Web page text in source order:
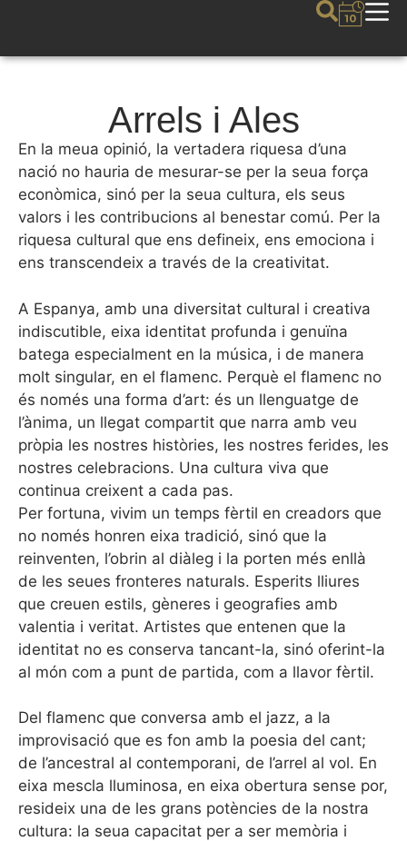
Arrels i Ales
En la meua opinió, la vertadera riquesa d’una
nació no hauria de mesurar-se per la seua força
econòmica, sinó per la seua cultura, els seus
valors i les contribucions al benestar comú. Per la
riquesa cultural que ens defineix, ens emociona i
ens transcendeix a través de la creativitat.
A Espanya, amb una diversitat cultural i creativa
indiscutible, eixa identitat profunda i genuïna
batega especialment en la música, i de manera
molt singular, en el flamenc. Perquè el flamenc no
és només una forma d’art: és un llenguatge de
l’ànima, un llegat compartit que narra amb veu
pròpia les nostres històries, les nostres ferides, les
nostres celebracions. Una cultura viva que
continua creixent a cada pas.
Per fortuna, vivim un temps fèrtil en creadors que
no només honren eixa tradició, sinó que la
reinventen, l’obrin al diàleg i la porten més enllà
de les seues fronteres naturals. Esperits lliures
que creuen estils, gèneres i geografies amb
valentia i veritat. Artistes que entenen que la
identitat no es conserva tancant-la, sinó oferint-la
al món com a punt de partida, com a llavor fèrtil.
Del flamenc que conversa amb el jazz, a la
improvisació que es fon amb la poesia del cant;
de l’ancestral al contemporani, de l’arrel al vol. En
eixa mescla lluminosa, en eixa obertura sense por,
resideix una de les grans potències de la nostra
cultura: la seua capacitat per a ser memòria i